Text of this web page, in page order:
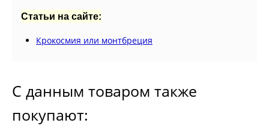
Статьи на сайте:
Крокосмия или монтбреция
С данным товаром также
покупают: